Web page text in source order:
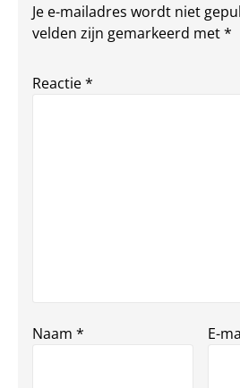
Je e-mailadres wordt niet
velden zijn gemarkeerd met*
Reactie*
Naam * E-